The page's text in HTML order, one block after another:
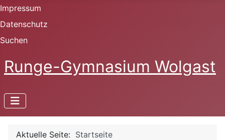
Impressum
Datenschutz
Suchen
Runge-Gymnasium Wolgast
Aktuelle Seite: Startseite